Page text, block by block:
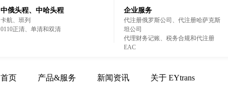
首页 产品&服务 新闻资讯 关于 EYtrans
中俄头程、中哈头程
卡航、班列
0110正清、单清和双清
企业服务
代注册俄罗斯公司、代注册哈萨克斯
坦公司
代理财务记账、税务合规和代注册
EAC